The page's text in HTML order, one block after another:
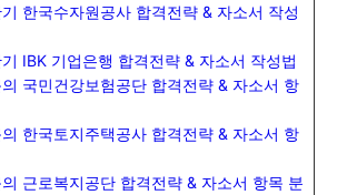
한국수자원공사 합격전략 & 자소서 작성
IBK 기업은행 합격전략 & 자소서 작성법
국민건강보험공단 합격전략 & 자소서 항
한국토지주택공사 합격전략 & 자소서 항
근로복지공단 합격전략 & 자소서 항목 분